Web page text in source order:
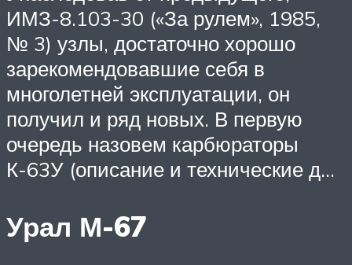
ИМЗ-8.103-30 («За рулем», 1985,
№ 3) узлы, достаточно хорошо
зарекомендовавшие себя в
многолетней эксплуатации, он
получил и ряд новых. В первую
очередь назовем карбюраторы
К-63У (описание и технические д…
Урал М-67